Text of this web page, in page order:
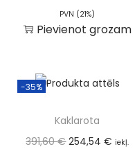
PVN (21%)
Pievienot grozam
-35%
Kaklarota
391,60€ 254,54€ iekļ.